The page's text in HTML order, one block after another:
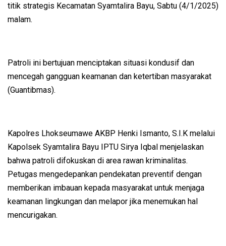
titik strategis Kecamatan Syamtalira Bayu, Sabtu (4/1/2025)
malam.
Patroli ini bertujuan menciptakan situasi kondusif dan
mencegah gangguan keamanan dan ketertiban masyarakat
(Guantibmas).
Kapolres Lhokseumawe AKBP Henki Ismanto, S.I.K melalui
Kapolsek Syamtalira Bayu IPTU Sirya Iqbal menjelaskan
bahwa patroli difokuskan di area rawan kriminalitas.
Petugas mengedepankan pendekatan preventif dengan
memberikan imbauan kepada masyarakat untuk menjaga
keamanan lingkungan dan melapor jika menemukan hal
mencurigakan.